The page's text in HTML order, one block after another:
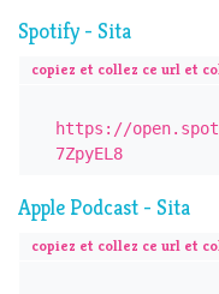
Spotify - Sita
copiez et collez ce url et
https://
7ZpyEL8
Apple Podcast - Sita
copiez et collez ce url et